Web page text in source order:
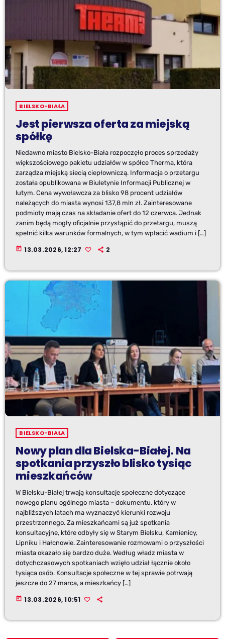
BIELSKO-BIAŁA
Jest pierwsza oferta za miejską
spółkę
Niedawno miasto Bielsko-Biała rozpoczęło proces sprzedaży
większościowego pakietu udziałów w spółce Therma, która
zarządza miejską siecią ciepłowniczą. Informacja o przetargu
została opublikowana w Biuletynie Informacji Publicznej w
lutym. Cena wywoławcza za blisko 98 procent udziałów
należących do miasta wynosi 137,8 mln zł. Zainteresowane
podmioty mają czas na składanie ofert do 12 czerwca. Jednak
zanim będą mogły oficjalnie przystąpić do przetargu, muszą
spełnić kilka warunków formalnych, w tym wpłacić wadium i […]
today 13.03.2026, 12:27 2
BIELSKO-BIAŁA
Nowy plan dla Bielska-Białej. Na
spotkania przyszło blisko tysiąc
mieszkańców
W Bielsku-Białej trwają konsultacje społeczne dotyczące
nowego planu ogólnego miasta – dokumentu, który w
najbliższych latach ma wyznaczyć kierunki rozwoju
przestrzennego. Za mieszkańcami są już spotkania
konsultacyjne, które odbyły się w Starym Bielsku, Kamienicy,
Lipniku i Hałcnowie. Zainteresowanie rozmowami o przyszłości
miasta okazało się bardzo duże. Według władz miasta w
dotychczasowych spotkaniach wzięło udział łącznie około
tysiąca osób. Konsultacje społeczne w tej sprawie potrwają
jeszcze do 27 marca, a mieszkańcy […]
today 13.03.2026, 10:51